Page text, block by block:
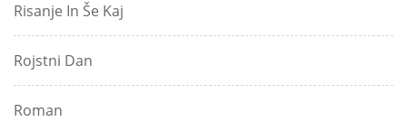
Risanje In Še Kaj
Rojstni Dan
Roman